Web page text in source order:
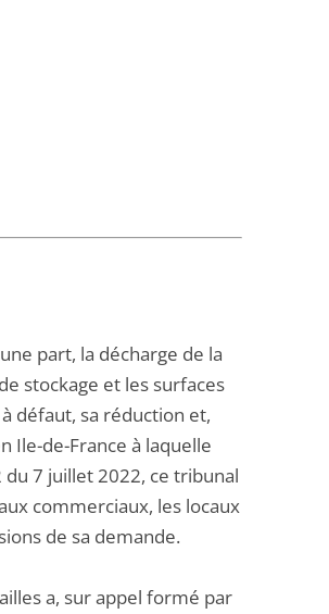
part, la décharge de la
stockage et les surfaces
défaut, sa réduction et,
Ile-de-France à laquelle
7 juillet 2022, ce tribunal
commerciaux, les locaux
de sa demande.
a, sur appel formé par